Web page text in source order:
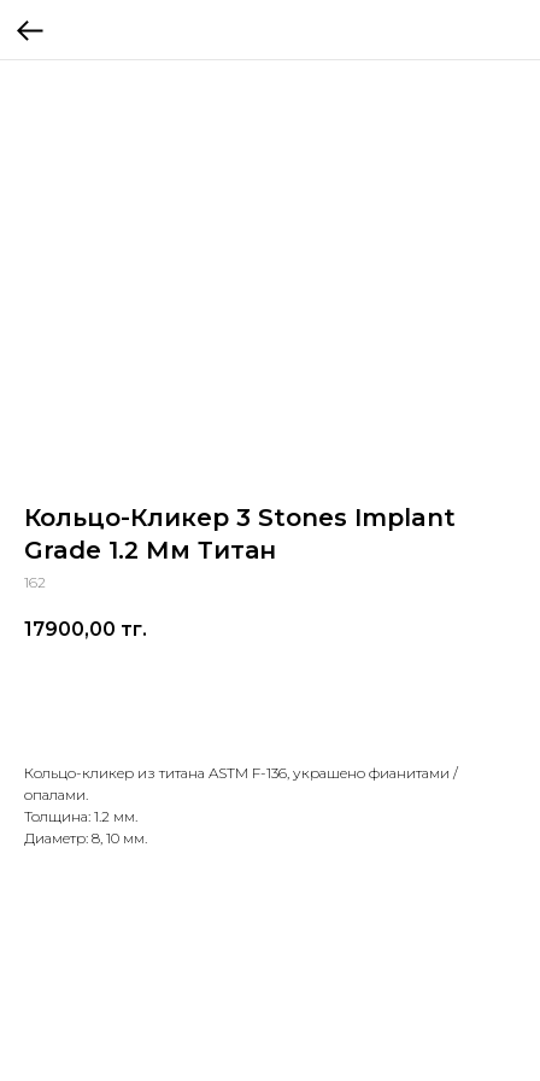
Кольцо-Кликер 3 Stones Implant
Grade 1.2 Мм Титан
162
17900,00 тг.
Кольцо-кликер из титана ASTM F-136, украшено фианитами /
опалами.
Толщина: 1.2 мм.
Диаметр: 8, 10 мм.